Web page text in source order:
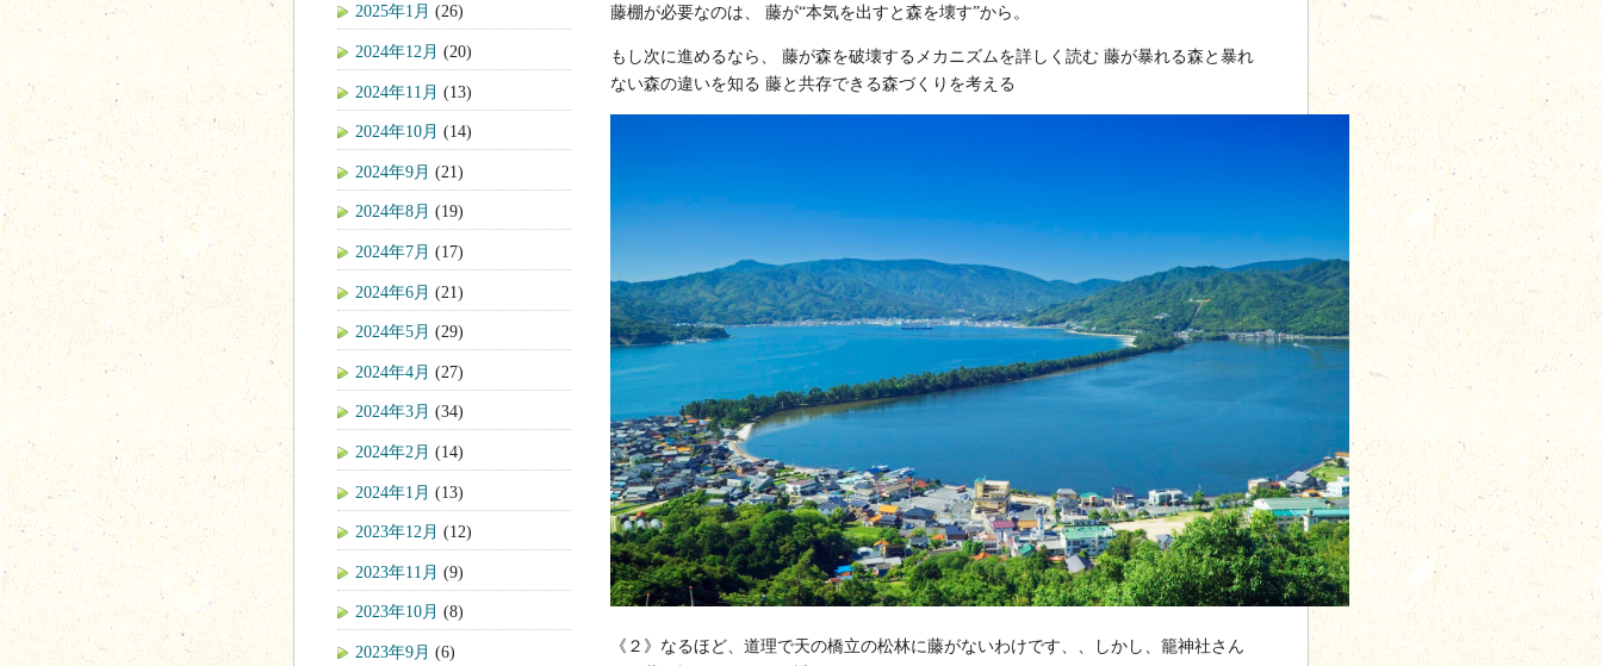
藤棚が必要なのは、 藤が“本気を出すと森を壊す”から。
もし次に進めるなら、 藤が森を破壊するメカニズムを詳しく読む 藤が暴れる森と暴れ
ない森の違いを知る 藤と共存できる森づくりを考える
《２》なるほど、道理で天の橋立の松林に藤がないわけです、、しかし、籠神社さん
2025年1月 (26)
2024年12月 (20)
2024年11月 (13)
2024年10月 (14)
2024年9月 (21)
2024年8月 (19)
2024年7月 (17)
2024年6月 (21)
2024年5月 (29)
2024年4月 (27)
2024年3月 (34)
2024年2月 (14)
2024年1月 (13)
2023年12月 (12)
2023年11月 (9)
2023年10月 (8)
2023年9月 (6)